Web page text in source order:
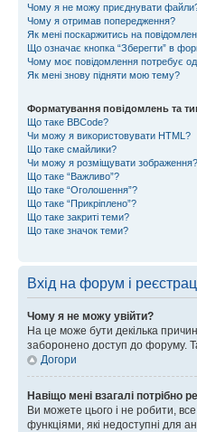
Чому я не можу приєднувати
Чому я отримав попередження?
Як мені поскаржитись на
Що означає кнопка “Зберегти” в
Чому моє повідомлення потребує
Як мені знову підняти мою тему?
Форматування повідомлень та
Що таке BBCode?
Чи можу я використовувати HTML?
Що таке смайлики?
Чи можу я розміщувати зображення?
Що таке “Важливо”?
Що таке “Оголошення”?
Що таке “Прикріплено”?
Що таке закриті теми?
Що таке значок теми?
Вхід на форум і
Чому я не можу увійти?
На це може бути декілька
заборонено доступ до форуму.
Догори
Навіщо мені взагалі потрібно
Ви можете цього і не робити,
функціями, які недоступні для